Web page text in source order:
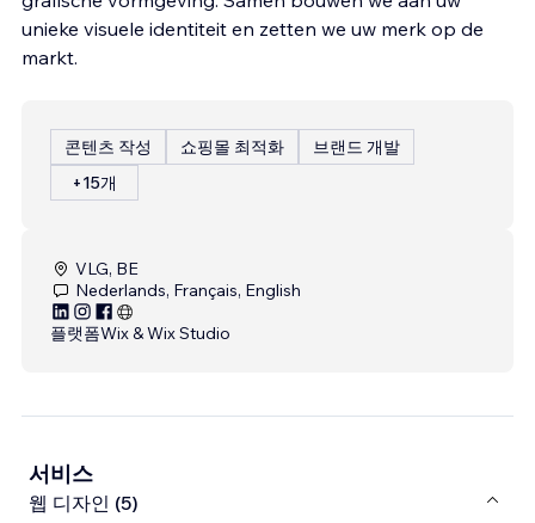
unieke visuele identiteit en zetten we uw merk op de
markt.
콘텐츠 작성 쇼핑몰 최적화
브랜드 개발
+15개
VLG, BE
Nederlands, Français, English
플랫폼Wix & Wix Studio
서비스
웹 디자인 (5)